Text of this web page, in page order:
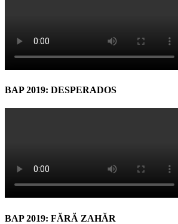
BAP 2019: DESPERADOS
BAP 2019: FĂRĂ ZAHĂR